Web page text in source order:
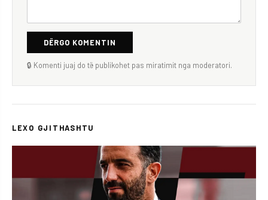
DËRGO KOMENTIN
🔒 Komenti juaj do të publikohet pas miratimit nga moderatori.
LEXO GJITHASHTU